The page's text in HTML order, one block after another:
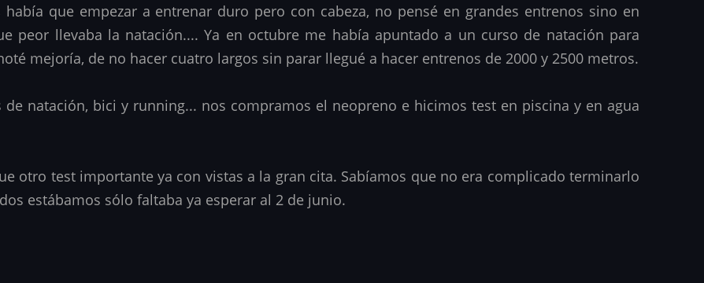
que empezar a entrenar duro pero con cabeza, no pensé en grandes entrenos sino en
peor llevaba la natación.... Ya en octubre me había apuntado a un curso de natación para
mejoría, de no hacer cuatro largos sin parar llegué a hacer entrenos de 2000 y 2500 metros.
natación, bici y running... nos compramos el neopreno e hicimos test en piscina y en agua
otro test importante ya con vistas a la gran cita. Sabíamos que no era complicado terminarlo
estábamos sólo faltaba ya esperar al 2 de junio.